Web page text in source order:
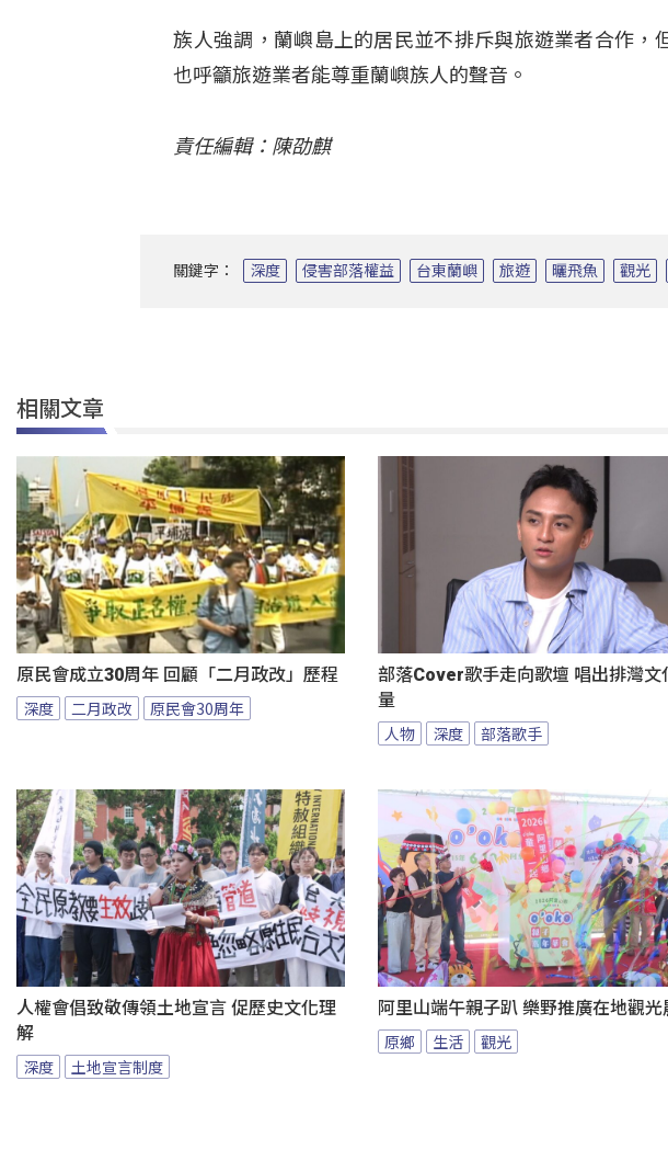
族人強調，蘭嶼島上的居民並不排斥與旅遊業者合作，
也呼籲旅遊業者能尊重蘭嶼族人的聲音。
責任編輯：陳劭麒
關鍵字： 深度 侵害部落權益 台東蘭嶼 旅遊 曬飛魚 觀光
相關文章
原民會成立30周年 回顧「二月政改」歷程
深度 二月政改 原民會30周年
部落Cover歌手走向歌壇 唱出排灣文
量
人物 深度 部落歌手
人權會倡致敬傳領土地宣言 促歷史文化理
解
深度 土地宣言制度
阿里山端午親子趴 樂野推廣在地觀光
原鄉 生活 觀光